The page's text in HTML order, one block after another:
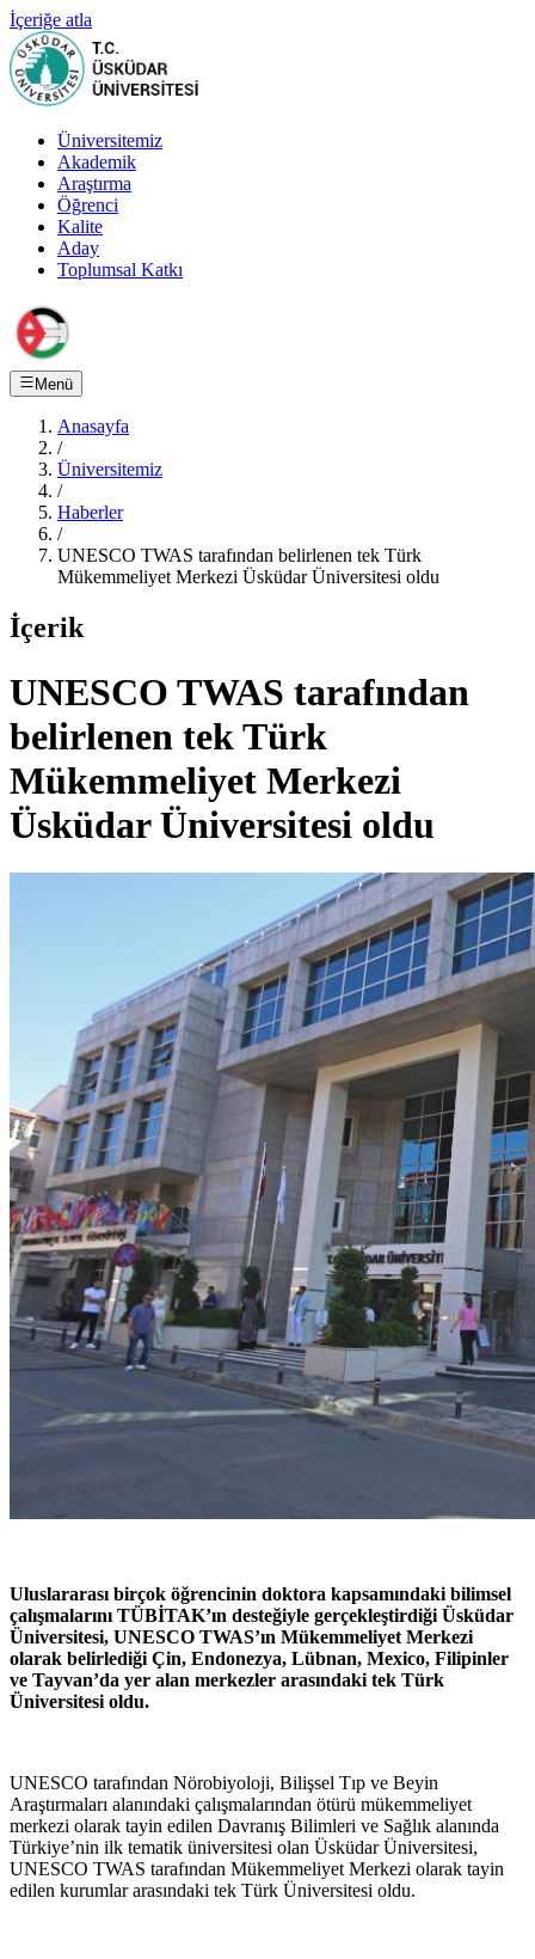
İçeriğe atla
Üniversitemiz
Akademik
Araştırma
Öğrenci
Kalite
Aday
Toplumsal Katkı
Menü
Anasayfa
/
Üniversitemiz
/
Haberler
/
UNESCO TWAS tarafından belirlenen tek Türk
Mükemmeliyet Merkezi Üsküdar Üniversitesi oldu
İçerik
UNESCO TWAS tarafından
belirlenen tek Türk
Mükemmeliyet Merkezi
Üsküdar Üniversitesi oldu
Uluslararası birçok öğrencinin doktora kapsamındaki bilimsel
çalışmalarını TÜBİTAK’ın desteğiyle gerçekleştirdiği Üsküdar
Üniversitesi, UNESCO TWAS’ın Mükemmeliyet Merkezi
olarak belirlediği Çin, Endonezya, Lübnan, Mexico, Filipinler
ve Tayvan’da yer alan merkezler arasındaki tek Türk
Üniversitesi oldu.
UNESCO tarafından Nörobiyoloji, Bilişsel Tıp ve Beyin
Araştırmaları alanındaki çalışmalarından ötürü mükemmeliyet
merkezi olarak tayin edilen Davranış Bilimleri ve Sağlık alanında
Türkiye’nin ilk tematik üniversitesi olan Üsküdar Üniversitesi,
UNESCO TWAS tarafından Mükemmeliyet Merkezi olarak tayin
edilen kurumlar arasındaki tek Türk Üniversitesi oldu.